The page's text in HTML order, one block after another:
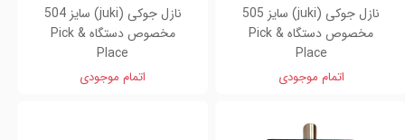
نازل جوکی (juki) سایز 505
مخصوص دستگاه Pick &
Place
اتمام موجودی
نازل جوکی (juki) سایز 504
مخصوص دستگاه Pick &
Place
اتمام موجودی